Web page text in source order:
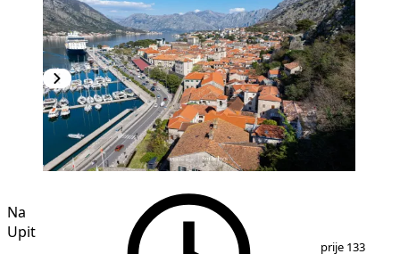
18
Na
Upit
prije 133